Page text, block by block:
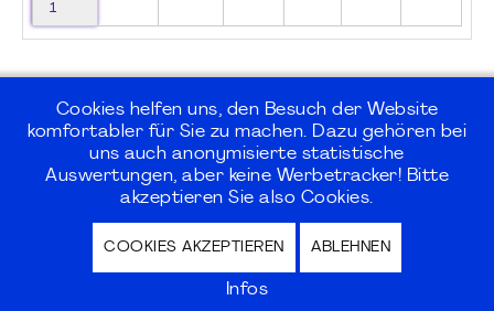
1
©2026PMI Germany Chapter e.V.
Impressum | Kontakt | Disclaimer |
Datenschutz / Privacy Policy |
Nutzungsbedingungen Internet Forum
Cookies helfen uns, den Besuch der Website
komfortabler für Sie zu machen. Dazu gehören bei
uns auch anonymisierte statistische
Auswertungen, aber keine Werbetracker! Bitte
akzeptieren Sie also Cookies.
COOKIES AKZEPTIEREN ABLEHNEN
Infos